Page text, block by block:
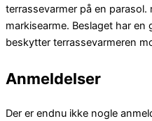
terrassevarmer på en
markisearme. Beslaget har
beskytter terrassevarmeren
Anmeldelser
Der er endnu ikke nogle